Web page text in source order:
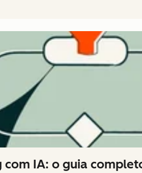
IA: o guia